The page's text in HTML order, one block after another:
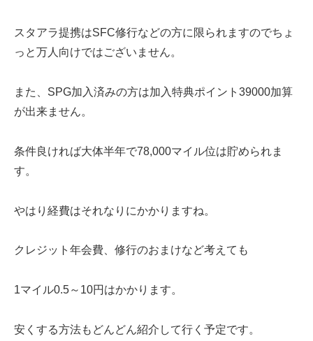
スタアラ提携はSFC修行などの方に限られますのでちょ
っと万人向けではございません。
また、SPG加入済みの方は加入特典ポイント39000加算
が出来ません。
条件良ければ大体半年で78,000マイル位は貯められま
す。
やはり経費はそれなりにかかりますね。
クレジット年会費、修行のおまけなど考えても
1マイル0.5～10円はかかります。
安くする方法もどんどん紹介して行く予定です。